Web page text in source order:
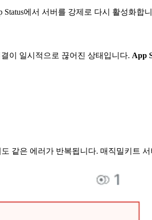
에서 서버를 강제로 다시 활성화합
이 일시적으로 끊어진 상태입니다. App
같은 에러가 반복됩니다. 매직밀키트